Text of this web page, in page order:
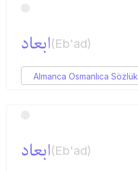
ابعاد(Eb'ad)
Almanca Osmanlıca Sözlük
ابعاد(Eb'ad)